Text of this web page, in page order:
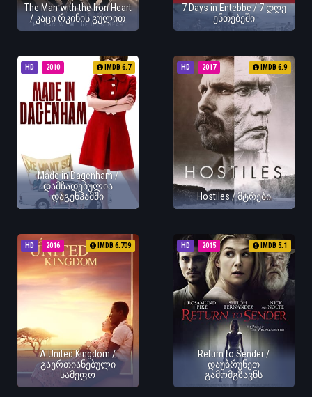
The Man with the Iron Heart
/ კაცი რკინის გულით
7 Days in Entebbe / 7 დღე
ენთებეში
HD 2010 IMDB 6.7
Made in Dagenham /
დამზადებულია
დაგენჰამში
HD 2017 IMDB 6.9
Hostiles / მტრები
HD 2016 IMDB 6.709
A United Kingdom /
გაერთიანებული
სამეფო
HD 2015 IMDB 5.1
Return to Sender /
დაუბრუნეთ
გამომგზავნს